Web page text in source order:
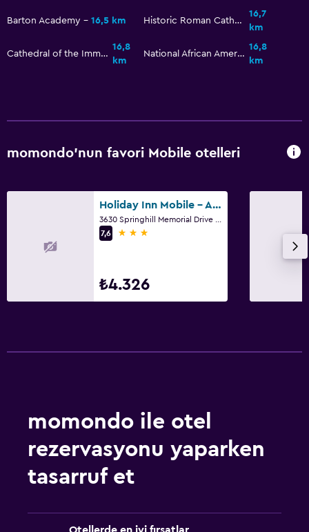
Barton Academy 16,5 km Historic Roman Catholic Properties in Mobile Multiple Property Submission
16,7
km
Cathedral of the Immaculate Conception
16,8
km
National African American Archives and Museum
16,8
km
momondo'nun favori Mobile otelleri
Holiday Inn Mobile - Airport By IHG
7,6
3 yıldız
₺4.326
momondo ile otel
rezervasyonu yaparken
tasarruf et
Otellerde en iyi fırsatlar